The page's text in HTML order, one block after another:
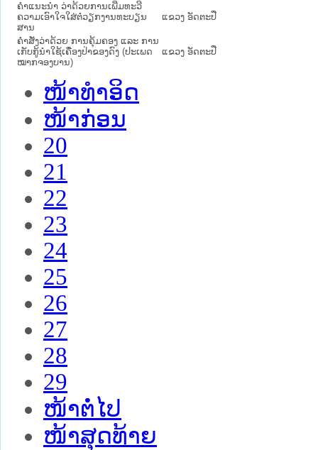
ຄຳແນະນຳ ວ່າດ້ວຍການເພີ່ມທະວີ
ຄວາມເອົາໃຈໃສ່ຕໍ່ວຽກງານທະບຽນ
ສານ
ແຂວງ ອັດຕະປື
ຄຳສັ່ງວ່າດ້ວຍ ການຄຸ້ມຄອງ ແລະ ການ
ເກັບກູ້ນຳໃຊ້ເຄື່ອງປ່າຂອງດົງ (ປະເພດ
ໝາກຈອງບານ)
ແຂວງ ອັດຕະປື
ໜ້າທໍາອິດ
ໜ້າກ່ອນ
20
21
22
23
24
25
26
27
28
29
ໜ້າຕໍ່ໄປ
ໜ້າສຸດທ້າຍ